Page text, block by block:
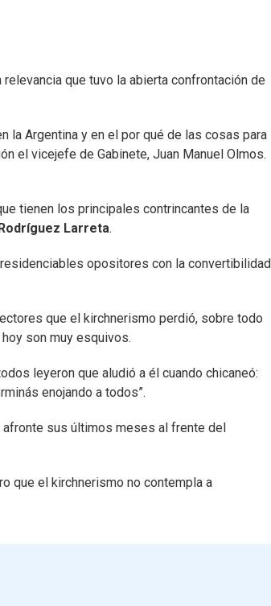
que tuvo la abierta confrontación de
la Argentina y en el por qué de las cosas para
el vicejefe de Gabinete, Juan Manuel Olmos.
tienen los principales contrincantes de la
Larreta.
opositores con la convertibilidad
que el kirchnerismo perdió, sobre todo
son muy esquivos.
leyeron que aludió a él cuando chicaneó:
enojando a todos”.
sus últimos meses al frente del
que el kirchnerismo no contempla a